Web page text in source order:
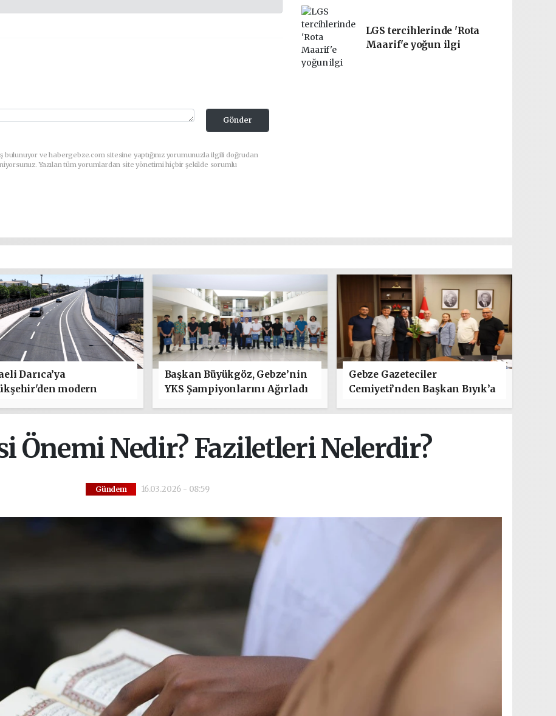
Gönder
bulunuyor ve habergebze.com sitesine yaptığınız yorumunuzla ilgili doğrudan
Yazılan tüm yorumlardan site yönetimi hiçbir şekilde sorumlu
LGS tercihlerinde 'Rota
Maarif'e yoğun ilgi
Darıca’ya
modern
Başkan Büyükgöz, Gebze’nin
YKS Şampiyonlarını Ağırladı
Gebze Gazeteciler
Cemiyeti’nden Başkan Bıyık’a
Önemi Nedir? Faziletleri Nelerdir?
Gündem 16.03.2026 - 08:59